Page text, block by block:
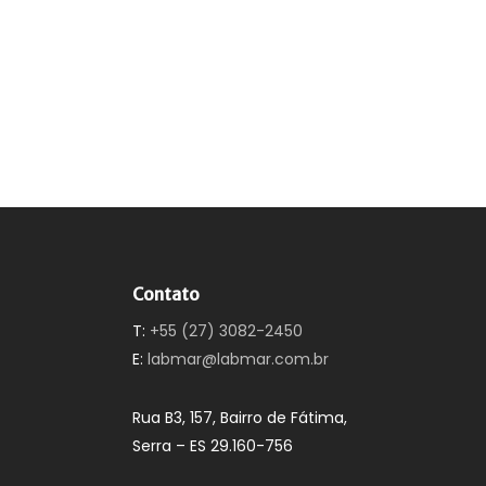
Contato
T: +55 (27) 3082-2450
E:labmar@labmar.com.br
Rua B3, 157, Bairro de Fátima,
Serra – ES 29.160-756